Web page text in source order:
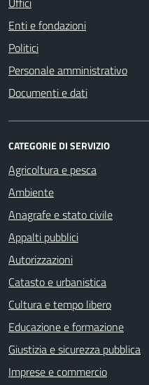
Enti e fondazioni
Politici
Personale amministrativo
Documenti e dati
CATEGORIE DI SERVIZIO
Agricoltura e pesca
Ambiente
Anagrafe e stato civile
Appalti pubblici
Autorizzazioni
Catasto e urbanistica
Cultura e tempo libero
Educazione e formazione
Giustizia e sicurezza pubblica
Imprese e commercio